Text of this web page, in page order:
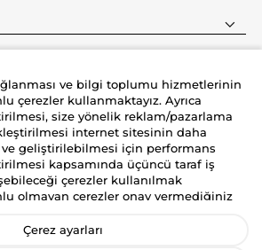
güvenli alışveriş deneyimi
ve bilgi toplumu hizmetlerinin
çerezler kullanmaktayız. Ayrıca
size yönelik reklam/pazarlama
internet sitesinin daha
ve geliştirilebilmesi için performans
kapsamında üçüncü taraf iş
çerezler kullanılmak
olmayan çerezler onay vermediğiniz
faaliyetlerinin gerçekleştirilmesi,
Çerez ayarları